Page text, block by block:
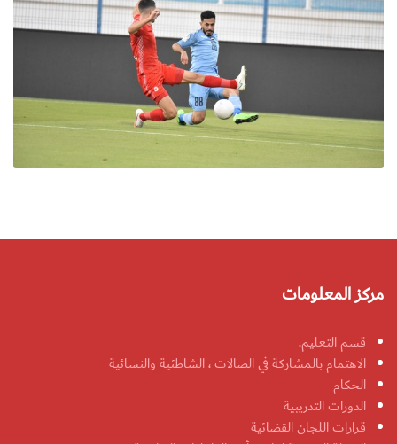
مركز المعلومات
قسم التعليم.
الاهتمام بالمشاركة في الصالات ، الشاطئية والنسائية
الحكام
الدورات التدريبية
قرارات اللجان القضائية